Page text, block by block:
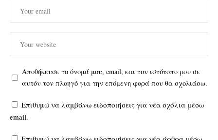
Αποθήκευσε το όνομά μου, email, και τον ιστότοπο μου σε
αυτόν τον πλοηγό για την επόμενη φορά που θα σχολιάσω.
Επιθυμώ να λαμβάνω ειδοποιήσεις για νέα σχόλια μέσω
email.